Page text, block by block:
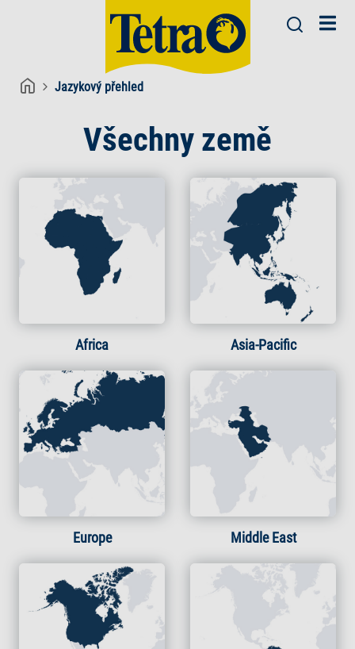
Jazykový přehled
Všechny země
Africa Asia-Pacific
Europe Middle East